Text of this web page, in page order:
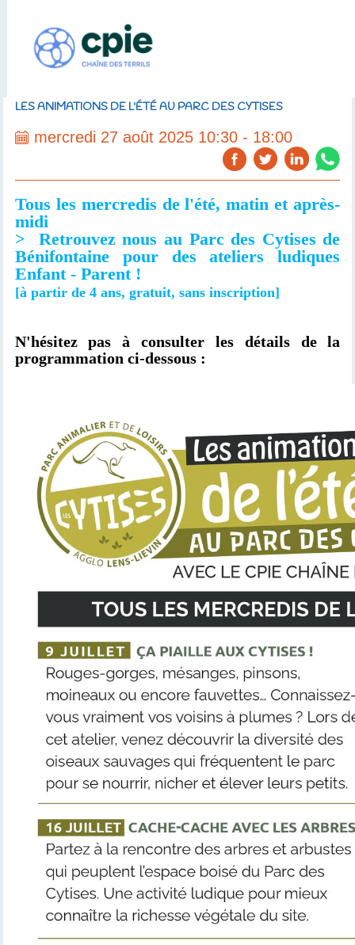
LES ANIMATIONS DE L'ÉTÉ AU PARC DES CYTISES
mercredi 27 août 2025 10:30 - 18:00
Tous les mercredis de l'été, matin et après-
midi
> Retrouvez nous au Parc des Cytises de
Bénifontaine pour des ateliers ludiques
Enfant - Parent !
[à partir de 4 ans, gratuit, sans inscription]
N'hésitez pas à consulter les détails de la
programmation ci-dessous :